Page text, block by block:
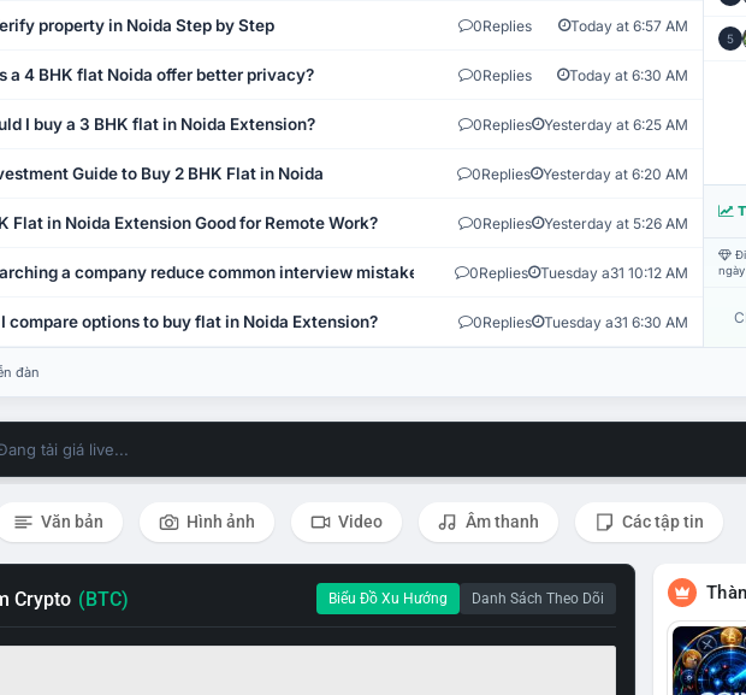
property in Noida Step by Step 0Replies Today at 6:57 AM
a 4 BHK flat Noida offer better privacy? 0Replies Today at 6:30 AM
I buy a 3 BHK flat in Noida Extension? 0Replies Yesterday at 6:25 AM
Guide to Buy 2 BHK Flat in Noida 0Replies Yesterday at 6:20 AM
Flat in Noida Extension Good for Remote Work? 0Replies Yesterday at 5:26 AM
a company reduce common interview mistakes? 0Replies Tuesday a31 10:12 AM
compare options to buy flat in Noida Extension? 0Replies Tuesday a31 6:30 AM
5
đàn
tải giá live...
Văn bản Hình ảnh Video Âm thanh Các tập tin
Crypto (BTC) Biểu Đồ Xu Hướng Danh Sách Theo Dõi